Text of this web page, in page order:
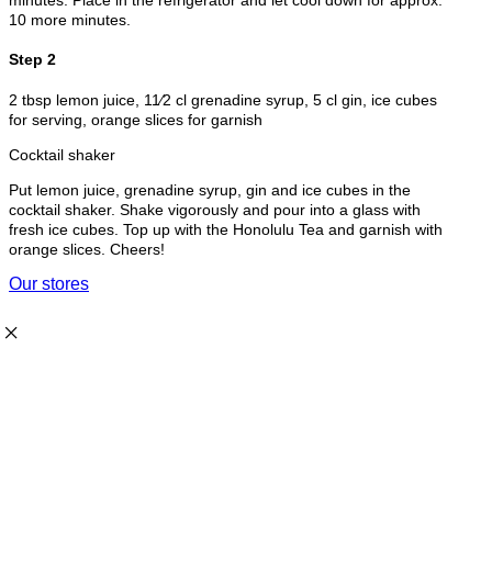
10 more minutes.
Step 2
2 tbsp lemon juice, 11⁄2 cl grenadine syrup, 5 cl gin, ice cubes
for serving, orange slices for garnish
Cocktail shaker
Put lemon juice, grenadine syrup, gin and ice cubes in the
cocktail shaker. Shake vigorously and pour into a glass with
fresh ice cubes. Top up with the Honolulu Tea and garnish with
orange slices. Cheers!
Our stores